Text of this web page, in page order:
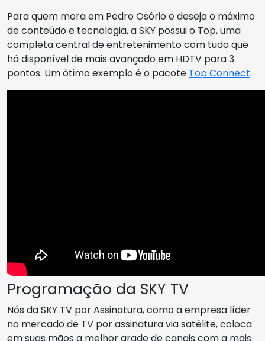
Para quem mora em Pedro Osório e deseja o máximo
de conteúdo e tecnologia, a SKY possui o Top, uma
completa central de entretenimento com tudo que
há disponível de mais avançado em HDTV para 3
pontos. Um ótimo exemplo é o pacote Top Connect.
Programação da SKY TV
Nós da SKY TV por Assinatura, como a empresa líder
no mercado de TV por assinatura via satélite, coloca